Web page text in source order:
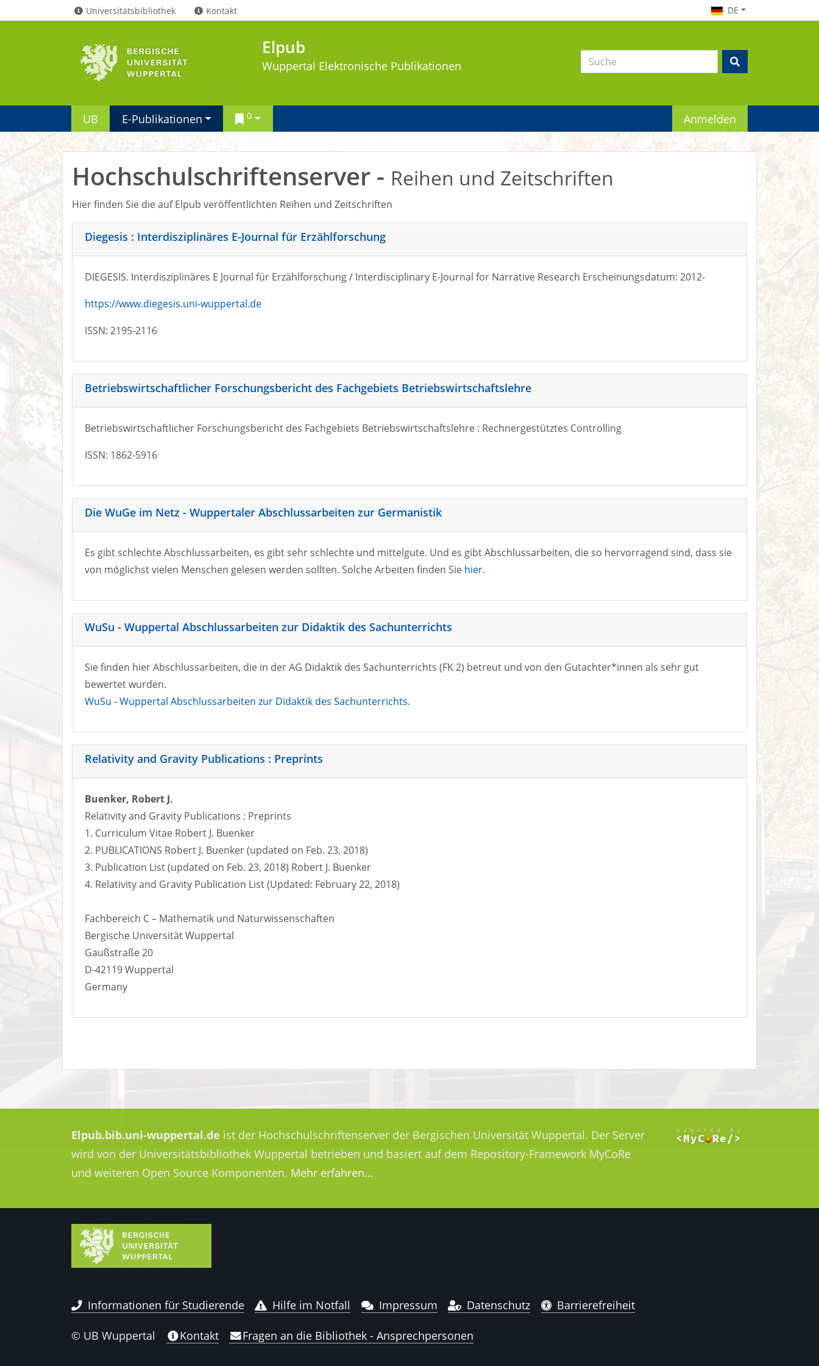
Universitätsbibliothek Kontakt DE
Elpub
Wuppertal Elektronische Publikationen
UB E-Publikationen 0 Anmelden
Hochschulschriftenserver - Reihen und Zeitschriften
Hier finden Sie die auf Elpub veröffentlichten Reihen und Zeitschriften
Diegesis : Interdisziplinäres E-Journal für Erzählforschung
DIEGESIS. Interdisziplinäres E Journal für Erzählforschung / Interdisciplinary E-Journal for Narrative Research Erscheinungsdatum: 2012-
https://www.diegesis.uni-wuppertal.de
ISSN: 2195-2116
Betriebswirtschaftlicher Forschungsbericht des Fachgebiets Betriebswirtschaftslehre
Betriebswirtschaftlicher Forschungsbericht des Fachgebiets Betriebswirtschaftslehre : Rechnergestütztes Controlling
ISSN: 1862-5916
Die WuGe im Netz - Wuppertaler Abschlussarbeiten zur Germanistik
Es gibt schlechte Abschlussarbeiten, es gibt sehr schlechte und mittelgute. Und es gibt Abschlussarbeiten, die so hervorragend sind, dass sie
von möglichst vielen Menschen gelesen werden sollten. Solche Arbeiten finden Sie hier.
WuSu - Wuppertal Abschlussarbeiten zur Didaktik des Sachunterrichts
Sie finden hier Abschlussarbeiten, die in der AG Didaktik des Sachunterrichts (FK 2) betreut und von den Gutachter*innen als sehr gut
bewertet wurden.
WuSu - Wuppertal Abschlussarbeiten zur Didaktik des Sachunterrichts.
Relativity and Gravity Publications : Preprints
Buenker, Robert J.
Relativity and Gravity Publications : Preprints
1. Curriculum Vitae Robert J. Buenker
2. PUBLICATIONS Robert J. Buenker (updated on Feb. 23, 2018)
3. Publication List (updated on Feb. 23, 2018) Robert J. Buenker
4. Relativity and Gravity Publication List (Updated: February 22, 2018)
Fachbereich C – Mathematik und Naturwissenschaften
Bergische Universität Wuppertal
Gaußstraße 20
D-42119 Wuppertal
Germany
Elpub.bib.uni-wuppertal.de ist der Hochschulschriftenserver der Bergischen Universität Wuppertal. Der Server
wird von der Universitätsbibliothek Wuppertal betrieben und basiert auf dem Repository-Framework MyCoRe
und weiteren Open Source Komponenten. Mehr erfahren...
Informationen für Studierende Hilfe im Notfall Impressum Datenschutz Barrierefreiheit
© UB Wuppertal Kontakt Fragen an die Bibliothek - Ansprechpersonen